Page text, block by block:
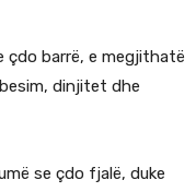
çdo barrë, e megjithatë
dinjitet dhe
se çdo fjalë, duke